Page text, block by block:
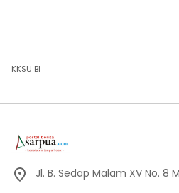
KKSU BI
Jl. B. Sedap Malam XV No. 8